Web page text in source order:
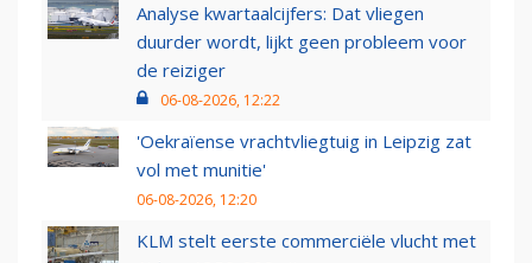
Analyse kwartaalcijfers: Dat vliegen
duurder wordt, lijkt geen probleem voor
de reiziger
06-08-2026, 12:22
'Oekraïense vrachtvliegtuig in Leipzig zat
vol met munitie'
06-08-2026, 12:20
KLM stelt eerste commerciële vlucht met